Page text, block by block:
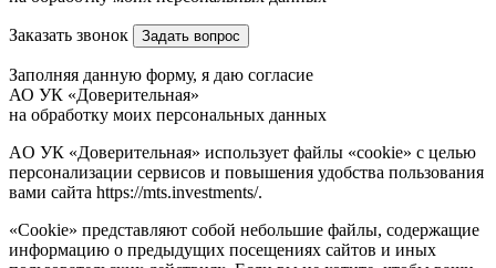
Заказать звонок Задать вопрос
Заполняя данную форму, я даю согласие
АО УК «Доверительная»
на обработку моих персональных данных
AO УК «Доверительная» использует файлы «cookie» с целью
персонализации сервисов и повышения удобства пользования
вами сайта https://mts.investments/.
«Cookie» представляют собой небольшие файлы, содержащие
информацию о предыдущих посещениях сайтов и иных